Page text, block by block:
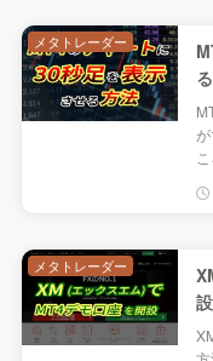
メタトレーダー
メタトレーダー